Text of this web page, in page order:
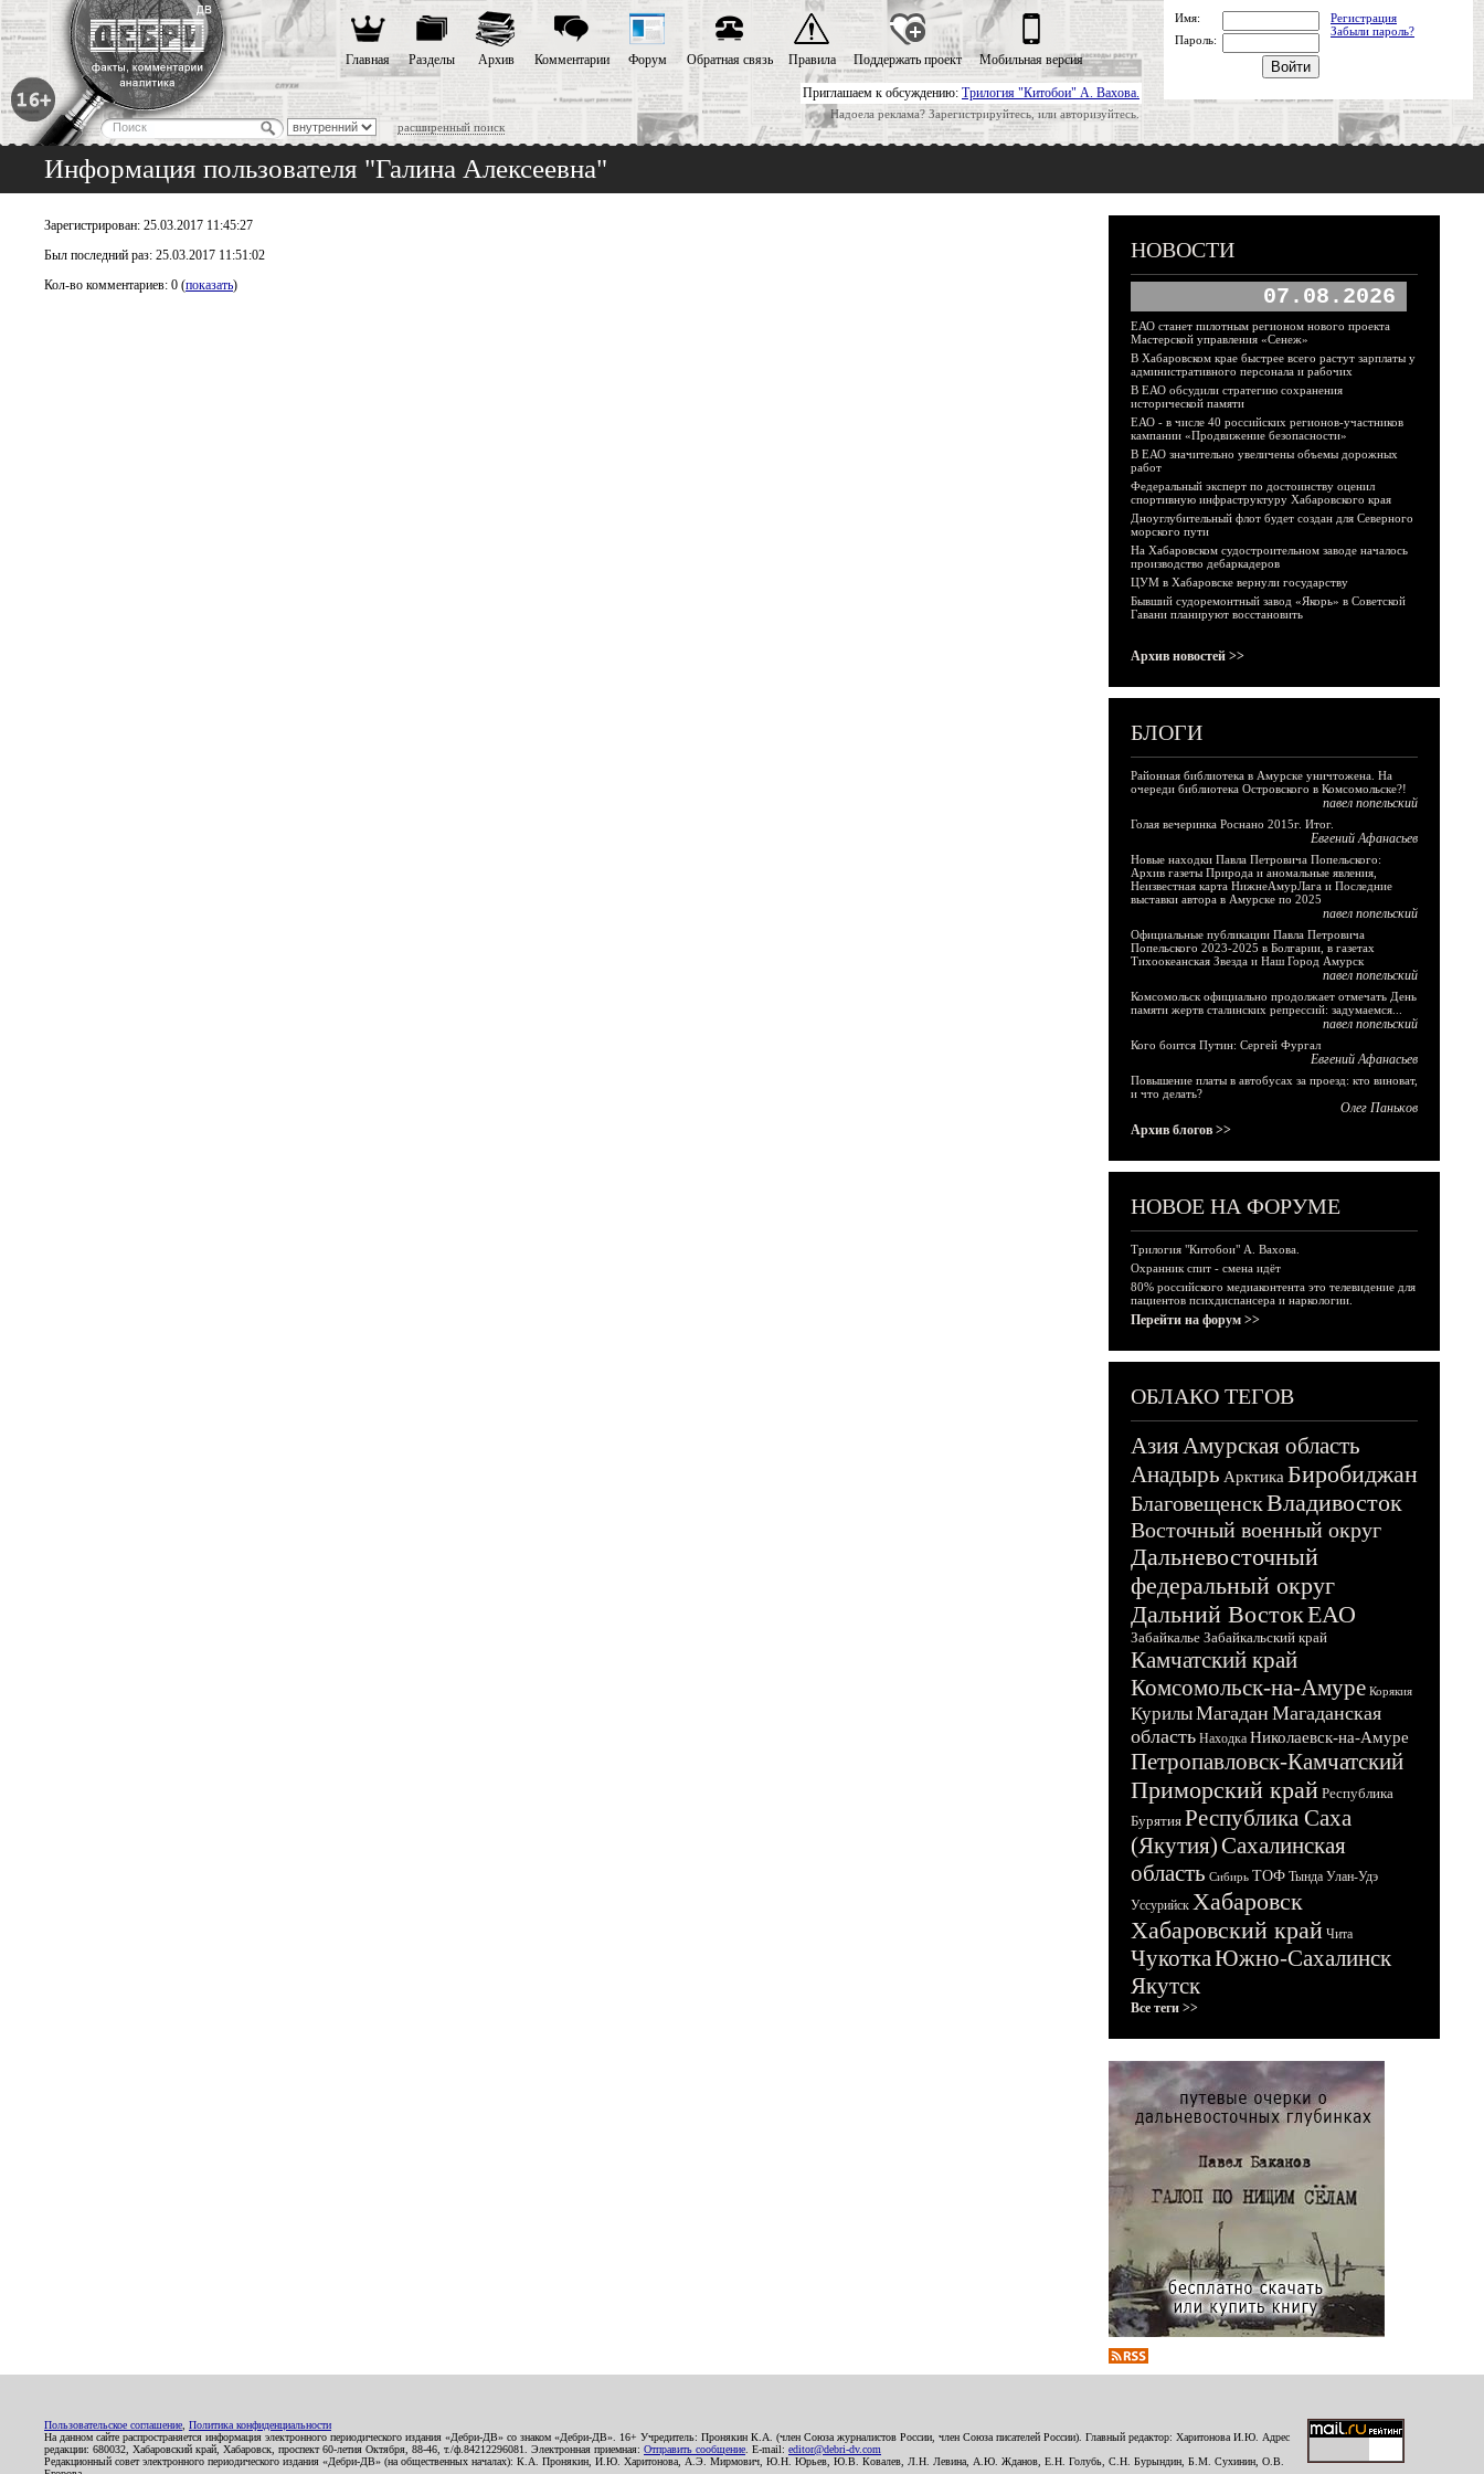
Приглашаем к обсуждению: Трилогия "Китобои" А. Вахова.
Надоела реклама? Зарегистрируйтесь, или авторизуйтесь.
расширенный поиск
Главная Разделы Архив Комментарии Форум Обратная связь Правила Поддержать проект Мобильная версия
Имя:
Регистрация
Забыли пароль?
Пароль:
Информация пользователя "Галина Алексеевна"
Зарегистрирован: 25.03.2017 11:45:27
Был последний раз: 25.03.2017 11:51:02
Кол-во комментариев: 0 (показать)
НОВОСТИ
07.08.2026
ЕАО станет пилотным регионом нового проекта
Мастерской управления «Сенеж»
В Хабаровском крае быстрее всего растут зарплаты у
административного персонала и рабочих
В ЕАО обсудили стратегию сохранения
исторической памяти
ЕАО - в числе 40 российских регионов-участников
кампании «Продвижение безопасности»
В ЕАО значительно увеличены объемы дорожных
работ
Федеральный эксперт по достоинству оценил
спортивную инфраструктуру Хабаровского края
Дноуглубительный флот будет создан для Северного
морского пути
На Хабаровском судостроительном заводе началось
производство дебаркадеров
ЦУМ в Хабаровске вернули государству
Бывший судоремонтный завод «Якорь» в Советской
Гавани планируют восстановить
Архив новостей >>
БЛОГИ
Районная библиотека в Амурске уничтожена. На
очереди библиотека Островского в Комсомольске?!
павел попельский
Голая вечеринка Роснано 2015г. Итог.
Евгений Афанасьев
Новые находки Павла Петровича Попельского:
Архив газеты Природа и аномальные явления,
Неизвестная карта НижнеАмурЛага и Последние
выставки автора в Амурске по 2025
павел попельский
Официальные публикации Павла Петровича
Попельского 2023-2025 в Болгарии, в газетах
Тихоокеанская Звезда и Наш Город Амурск
павел попельский
Комсомольск официально продолжает отмечать День
памяти жертв сталинских репрессий: задумаемся...
павел попельский
Кого боится Путин: Сергей Фургал
Евгений Афанасьев
Повышение платы в автобусах за проезд: кто виноват,
и что делать?
Олег Паньков
Архив блогов >>
НОВОЕ НА ФОРУМЕ
Трилогия "Китобои" А. Вахова.
Охранник спит - смена идёт
80% российского медиаконтента это телевидение для
пациентов психдиспансера и наркологии.
Перейти на форум >>
ОБЛАКО ТЕГОВ
АзияАмурская область
Анадырь Арктика Биробиджан
БлаговещенскВладивосток
Восточный военный округ
Дальневосточный
федеральный округ
Дальний ВостокЕАО
Забайкалье Забайкальский край
Камчатский край
Комсомольск-на-Амуре Корякия
КурилыМагадан Магаданская
область Находка Николаевск-на-Амуре
Петропавловск-Камчатский
Приморский край Республика
Бурятия Республика Саха
(Якутия)Сахалинская
область Сибирь ТОФ Тында Улан-Удэ
Уссурийск Хабаровск
Хабаровский край Чита
ЧукоткаЮжно-Сахалинск
Якутск
Все теги >>
Пользовательское соглашение Политика конфиденциальности
На данном сайте распространяется информация электронного периодического издания «Дебри-ДВ» со знаком «Дебри-ДВ». 16+ Учредитель: Пронякин К.А. (член Союза журналистов России, член Союза писателей России). Главный редактор: Харитонова И.Ю. Адрес
редакции: 680032, Хабаровский край, Хабаровск, проспект 60-летия Октября, 88-46, т./ф.84212296081. Электронная приемная: Отправить сообщение . E-mail: editor@debri-dv.com
Редакционный совет электронного периодического издания «Дебри-ДВ» (на общественных началах): К.А. Пронякин, И.Ю. Харитонова, А.Э. Мирмович, Ю.Н. Юрьев, Ю.В. Ковалев, Л.Н. Левина, А.Ю. Жданов, Е.Н. Голубь, С.Н. Бурындин, Б.М. Сухинин, О.В.